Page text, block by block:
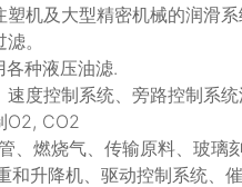
机及大型精密机械的润滑
。
种液压油滤.
度控制系统、旁路控制系
O2, CO2
、燃烧气、传输原料、玻
和升降机、驱动控制系统、